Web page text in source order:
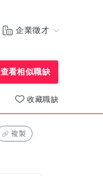
企業徵才
查看相似職缺
收藏職缺
複製